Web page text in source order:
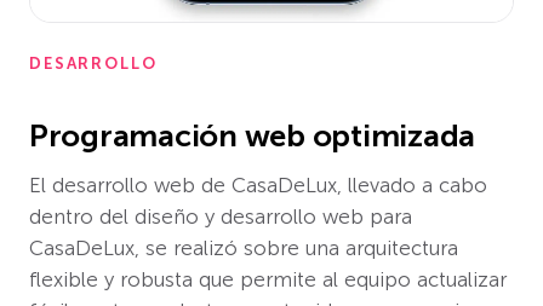
DESARROLLO
Programación web optimizada
El desarrollo web de CasaDeLux, llevado a cabo
dentro del diseño y desarrollo web para
CasaDeLux, se realizó sobre una arquitectura
flexible y robusta que permite al equipo actualizar